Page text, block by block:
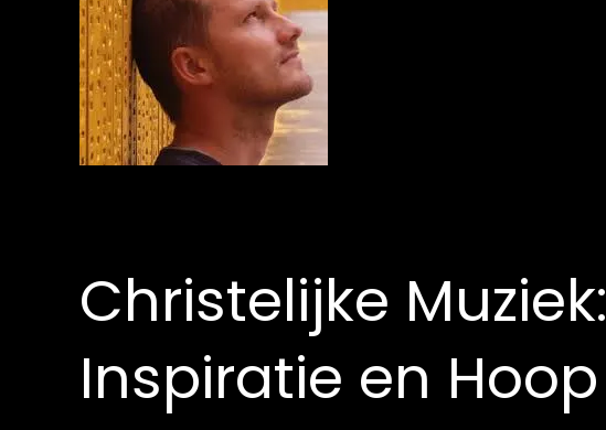
Christelijke
Inspiratie en Hoop